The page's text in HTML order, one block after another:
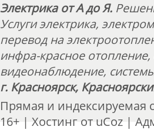
Электрика от А до Я.
Услуги электрика,
перевод на
инфра-красное
видеонаблюдение,
г. Красноярск,
Прямая и индексируемая
16+ | Хостинг от uCoz |